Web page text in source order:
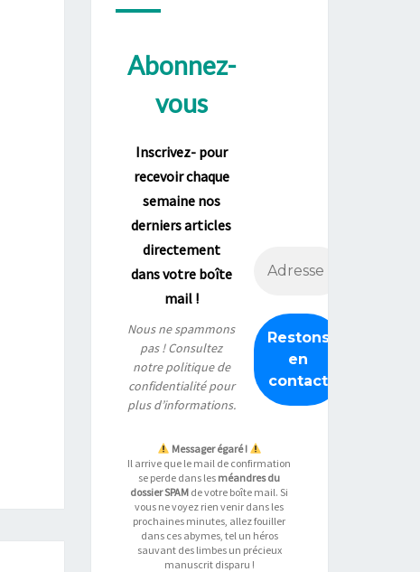
Abonnez-
vous
Inscrivez- pour
recevoir chaque
semaine nos
derniers articles
directement
dans votre boîte
mail !
Nous ne spammons
pas ! Consultez
notrepolitique de
confidentialitépour
plus d’informations.
Messager égaré !
Il arrive que le mail de confirmation
se perde dans les méandres du
dossier SPAM de votre boîte mail. Si
vous ne voyez rien venir dans les
prochaines minutes, allez fouiller
dans ces abymes, tel un héros
sauvant des limbes un précieux
manuscrit disparu !